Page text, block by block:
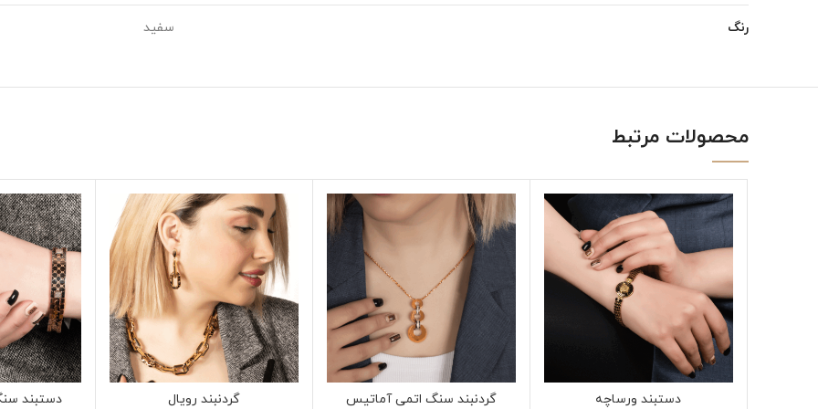
رنگ سفید
محصولات مرتبط
دستبند ورساچه گردنبند سنگ اتمی آماتیس گردنبند رویال دستبند